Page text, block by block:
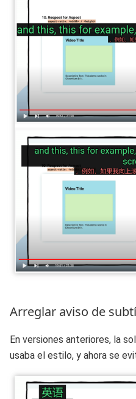
Arreglar aviso de
En versiones anteriores, la
usaba el estilo, y ahora se